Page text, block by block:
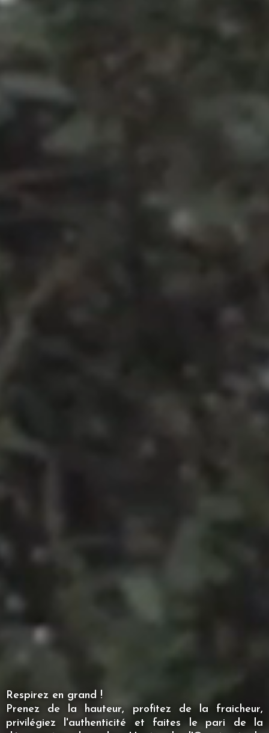
Respirez en grand !
Prenez de la hauteur, profitez de la fraicheur,
privilégiez l'authenticité et faites le pari de la